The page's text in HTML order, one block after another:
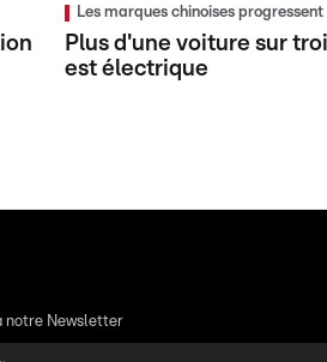
Les marques chinoises progressent
Plus d'une voiture sur
est électrique
notre Newsletter